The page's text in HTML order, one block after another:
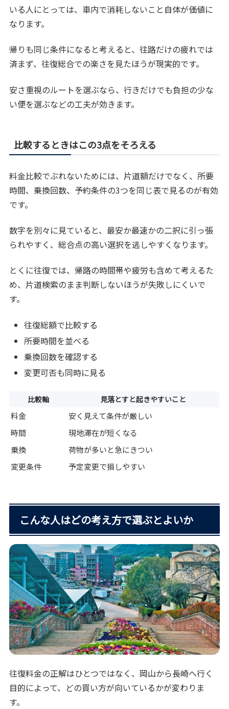
いる人にとっては、車内で消耗しないこと自体が価値に
なります。
帰りも同じ条件になると考えると、往路だけの疲れでは
済まず、往復総合での楽さを見たほうが現実的です。
安さ重視のルートを選ぶなら、行きだけでも負担の少な
い便を選ぶなどの工夫が効きます。
比較するときはこの3点をそろえる
料金比較でぶれないためには、片道額だけでなく、所要
時間、乗換回数、予約条件の3つを同じ表で見るのが有効
です。
数字を別々に見ていると、最安か最速かの二択に引っ張
られやすく、総合点の高い選択を逃しやすくなります。
とくに往復では、帰路の時間帯や疲労も含めて考えるた
め、片道検索のまま判断しないほうが失敗しにくいで
す。
往復総額で比較する
所要時間を並べる
乗換回数を確認する
変更可否も同時に見る
比較軸 見落とすと起きやすいこと
料金
安く見えて条件が厳しい
時間
現地滞在が短くなる
乗換
荷物が多いと急にきつい
変更条件
予定変更で損しやすい
こんな人はどの考え方で選ぶとよいか
往復料金の正解はひとつではなく、岡山から長崎へ行く
目的によって、どの買い方が向いているかが変わりま
す。